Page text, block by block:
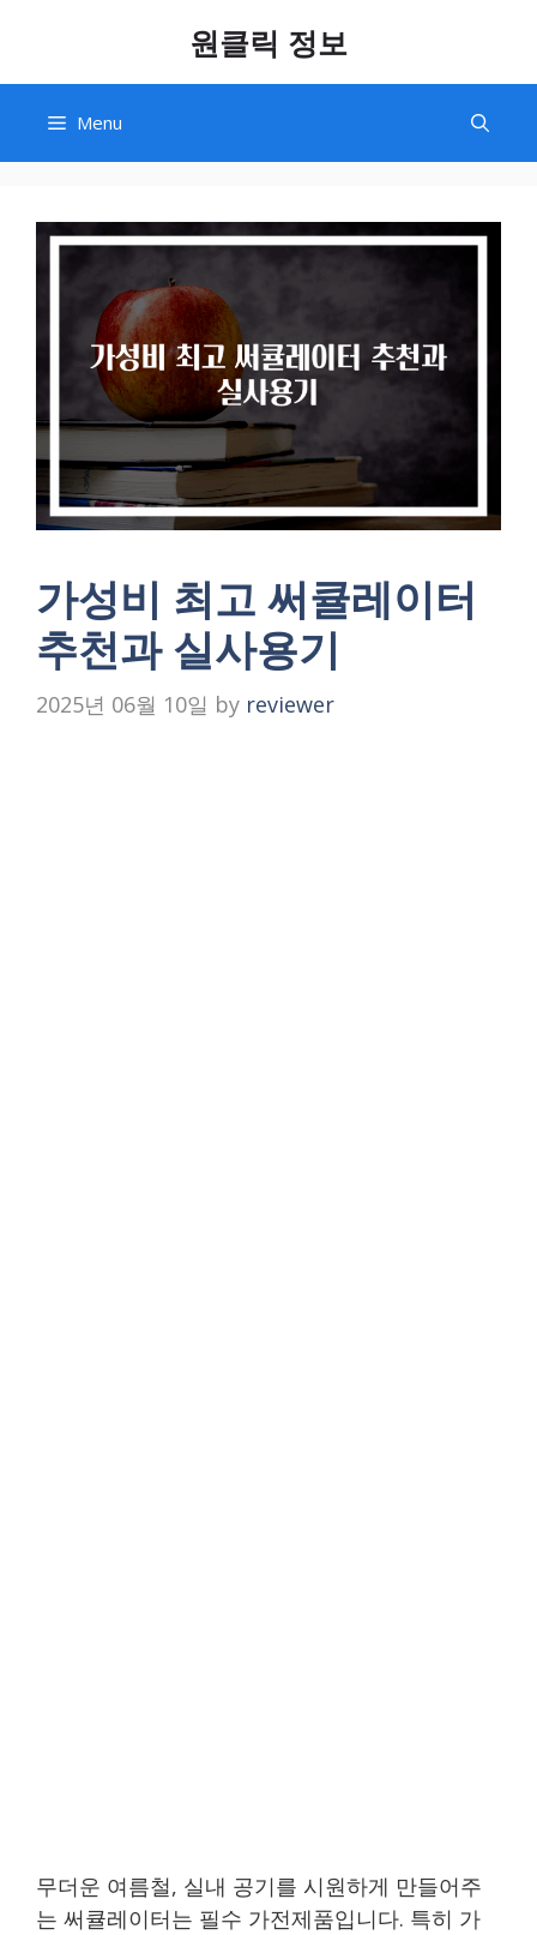
content
원클릭 정보
Menu
가성비 최고 써큘레이터
추천과 실사용기
2025년 06월 10일 by reviewer
무더운 여름철, 실내 공기를 시원하게 만들어주
는 써큘레이터는 필수 가전제품입니다. 특히 가